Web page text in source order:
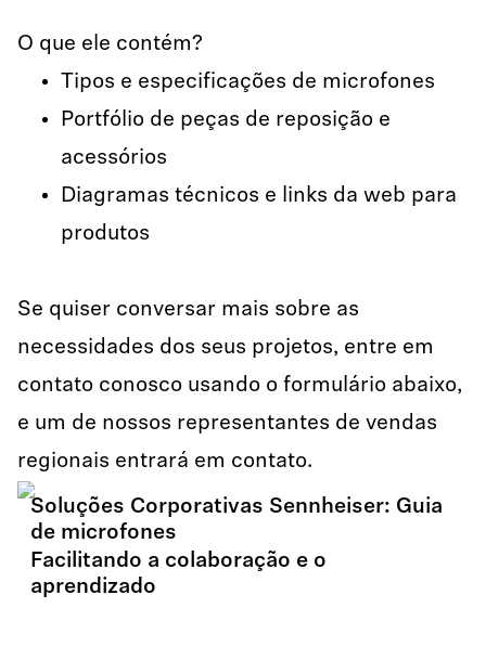
O que ele contém?
Tipos e especificações de microfones
Portfólio de peças de reposição e
acessórios
Diagramas técnicos e links da web para
produtos
Se quiser conversar mais sobre as
necessidades dos seus projetos, entre em
contato conosco usando o formulário abaixo,
e um de nossos representantes de vendas
regionais entrará em contato.
Soluções Corporativas Sennheiser: Guia
de microfones
Facilitando a colaboração e o
aprendizado